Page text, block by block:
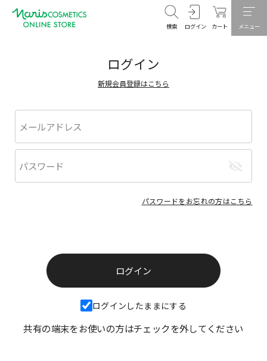
検索 ログイン カート メニュー
ログイン
新規会員登録はこちら
パスワードをお忘れの方はこちら
ログインしたままにする
共有の端末をお使いの方はチェックを外してください